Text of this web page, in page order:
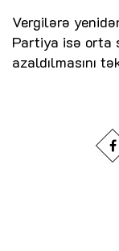
Vergilərə
Partiya isə orta
azaldılmasını